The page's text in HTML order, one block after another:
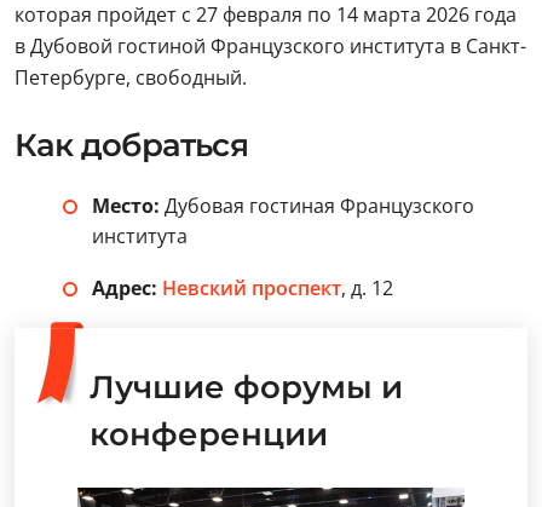
которая пройдет с 27 февраля по 14 марта 2026 года
в Дубовой гостиной Французского института в Санкт-
Петербурге, свободный.
Как добраться
Место: Дубовая гостиная Французского
института
Адрес: Невский проспект, д. 12
Лучшие форумы и
конференции